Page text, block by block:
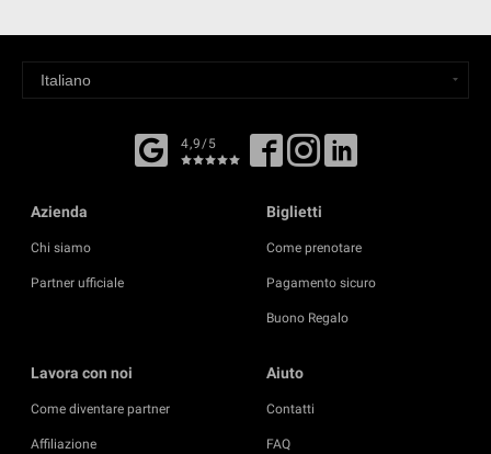
4,9/5
Azienda
Chi siamo
Partner ufficiale
Biglietti
Come prenotare
Pagamento sicuro
Buono Regalo
Lavora con noi
Come diventare partner
Affiliazione
Aiuto
Contatti
FAQ